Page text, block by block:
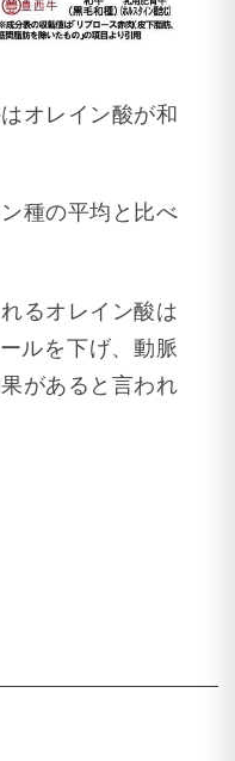
オレイン酸が和
種の平均と比べ
るオレイン酸は
ルを下げ、動脈
があると言われ